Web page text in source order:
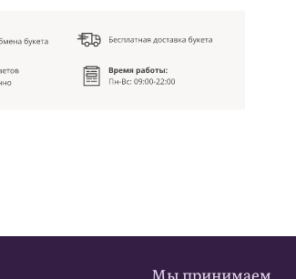
Мы принимаем